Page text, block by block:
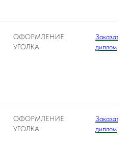
ОФОРМЛЕНИЕ
УГОЛКА
Заказать
диплом
ОФОРМЛЕНИЕ
УГОЛКА
Заказать
диплом